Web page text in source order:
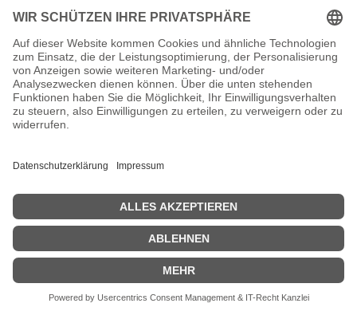
HPE Intel Xeon 6530P - 2.3 GHz - 32
Kerne - 144 MB
Intel Xeon 6530P - 2.3 GHz - 32 Kerne - 144 MB Cache-Speicher
Zeige Preise inklusiv MwSt. (Brutto)
3.797,79€ inkl. MwSt.